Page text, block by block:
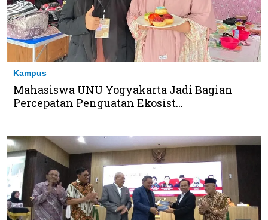
Kampus
Mahasiswa UNU Yogyakarta Jadi Bagian
Percepatan Penguatan Ekosist...